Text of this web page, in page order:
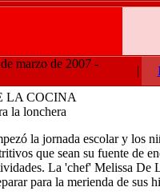
marzo de 2007 -
|
LA COCINA
la lonchera
la jornada escolar y los
que sean su fuente de
La 'chef' Melissa De
para la merienda de sus